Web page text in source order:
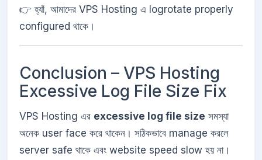
👉 হ্যাঁ, আমাদের VPS Hosting এ logrotate properly
configured থাকে।
Conclusion – VPS Hosting
Excessive Log File Size Fix
VPS Hosting এর excessive log file size সমস্যা
অনেক user face করে থাকেন। সঠিকভাবে manage করলে
server safe থাকে এবং website speed slow হয় না।